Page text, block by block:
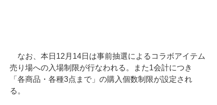
なお、本日12月14日は事前抽選によるコラボアイテム
売り場への入場制限が行なわれる。また1会計につき
「各商品・各種3点まで」の購入個数制限が設定され
る。